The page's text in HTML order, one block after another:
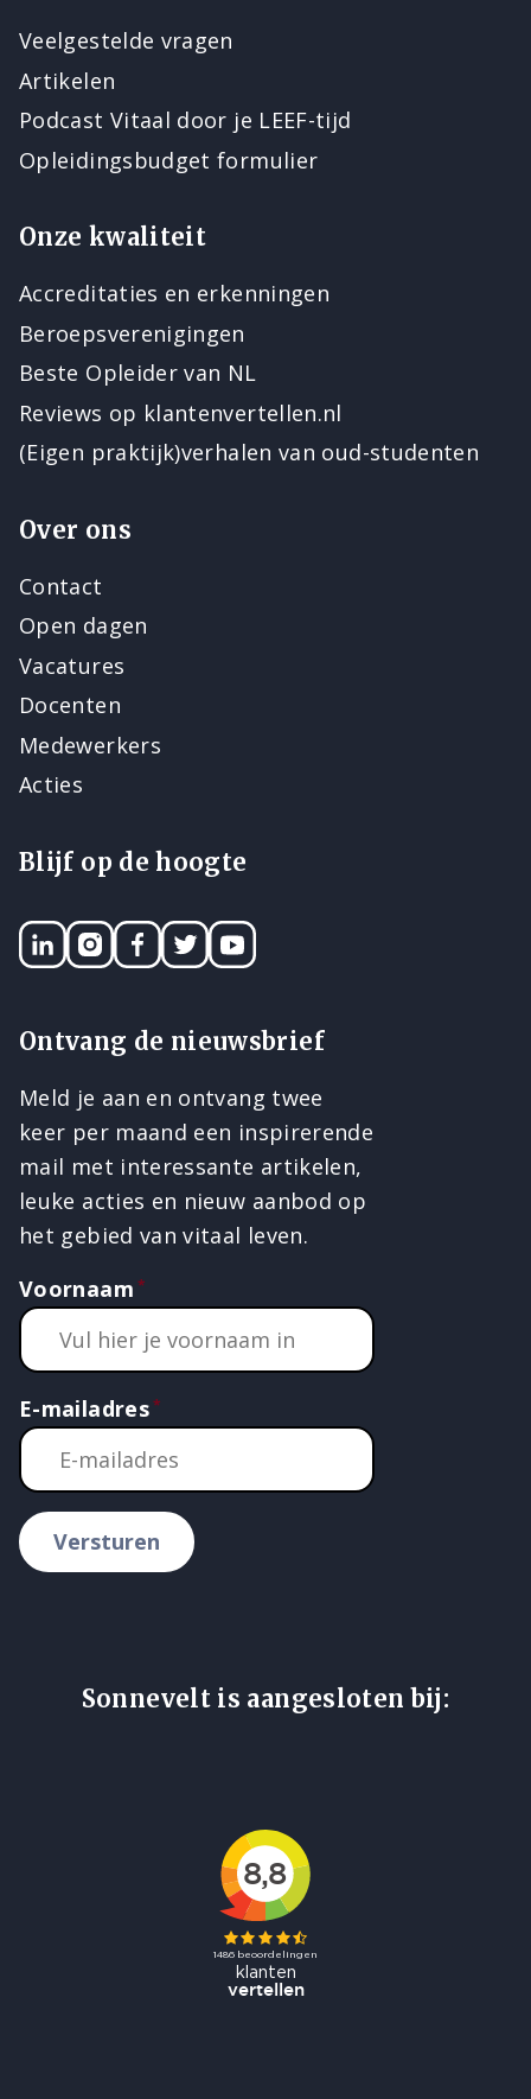
Veelgestelde vragen
Artikelen
Podcast Vitaal door je LEEF-tijd
Opleidingsbudget formulier
Onze kwaliteit
Accreditaties en erkenningen
Beroepsverenigingen
Beste Opleider van NL
Reviews op klantenvertellen.nl
(Eigen praktijk)verhalen van oud-studenten
Over ons
Contact
Open dagen
Vacatures
Docenten
Medewerkers
Acties
Blijf op de hoogte
LinkedINInstagram
Facebook
TwitterYouTube
Ontvang de nieuwsbrief
Meld je aan en ontvang twee
keer per maand een inspirerende
mail met interessante artikelen,
leuke acties en nieuw aanbod op
het gebied van vitaal leven.
Voornaam
E-mailadres
Versturen
Sonnevelt is aangesloten bij: